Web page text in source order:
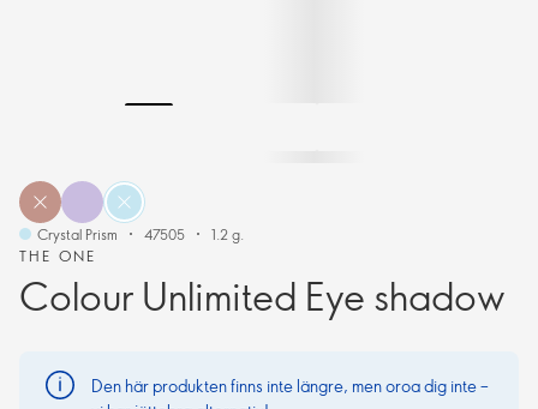
THE ONE
Colour Unlimited Eye shadow
Crystal Prism 47505 1.2 g.
Den här produkten finns inte längre, men oroa dig inte –